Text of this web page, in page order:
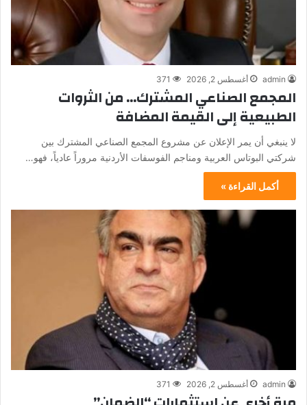
admin أغسطس 2, 2026 371
المجمع الصناعي المشترك… من الثروات
الطبيعية إلى القيمة المضافة
لا ينبغي أن يمر الإعلان عن مشروع المجمع الصناعي المشترك بين
شركتي البوتاس العربية ومناجم الفوسفات الأردنية مروراً عادياً، فهو…
أكمل القراءة »
admin أغسطس 2, 2026 371